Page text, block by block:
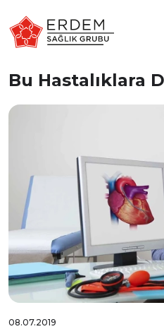
Bu Hastalıklara
08.07.2019